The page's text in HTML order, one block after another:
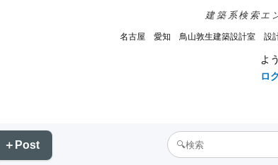
建築系検索エ
名古屋 愛知 鳥山敦生建築設計室 設計
よ
ロ
＋Post